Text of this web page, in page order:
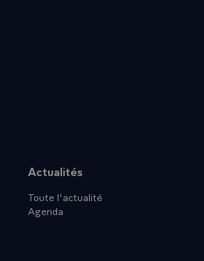
Plan du site
Actualités
Toute l'actualité
Agenda